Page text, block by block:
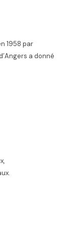
1958 par
a donné